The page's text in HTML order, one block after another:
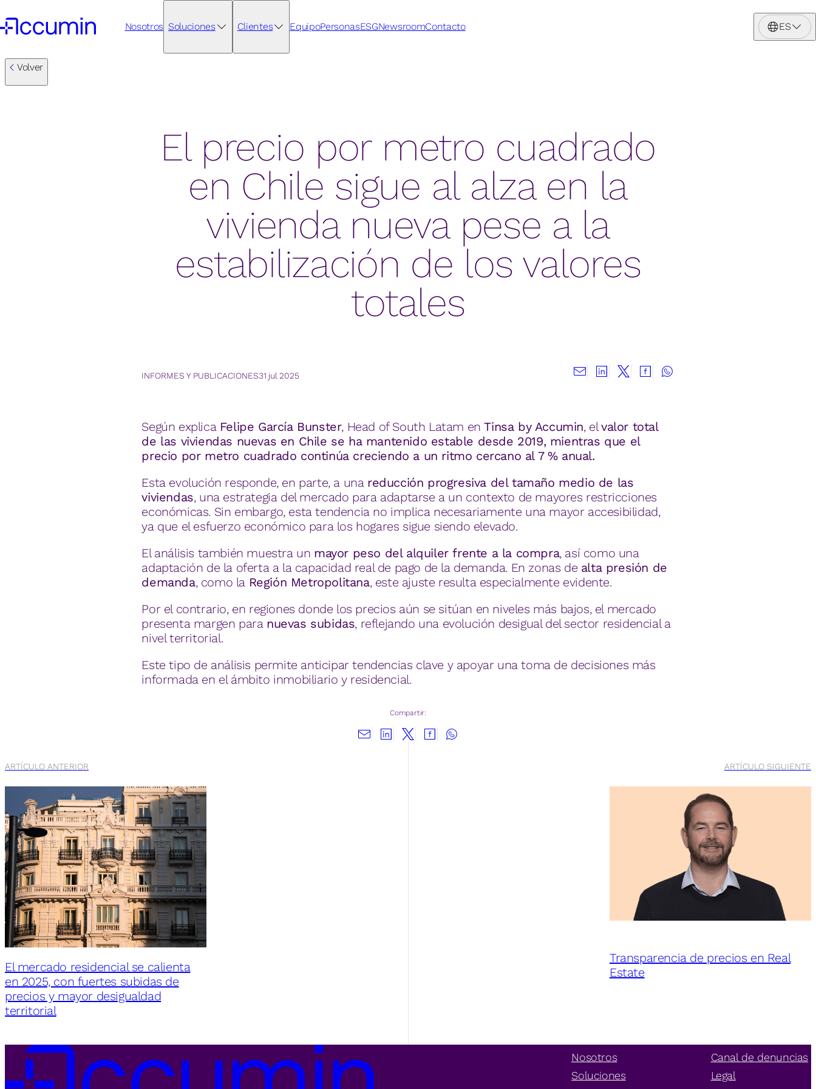
Nosotros Soluciones Clientes EquipoPersonasESGNewsroomContacto ES
Volver
El precio por metro cuadrado
en Chile sigue al alza en la
vivienda nueva pese a la
estabilización de los valores
totales
INFORMES Y PUBLICACIONES31 jul 2025
Según explica Felipe García Bunster, Head of South Latam enTinsa by Accumin, elvalor total
de las viviendas nuevas en Chile se ha mantenido estable desde 2019, mientras que el
precio por metro cuadrado continúa creciendo a un ritmo cercano al 7 % anual.
Esta evolución responde, en parte, a una reducción progresiva del tamaño medio de las
viviendas, una estrategia del mercado para adaptarse a un contexto de mayores restricciones
económicas. Sin embargo, esta tendencia no implica necesariamente una mayor accesibilidad,
ya que el esfuerzo económico para los hogares sigue siendo elevado.
El análisis también muestra un mayor peso del alquiler frente a la compra, así como una
adaptación de la oferta a la capacidad real de pago de la demanda. En zonas de alta presión de
demanda, como la Región Metropolitana, este ajuste resulta especialmente evidente.
Por el contrario, en regiones donde los precios aún se sitúan en niveles más bajos, el mercado
presenta margen para nuevas subidas, reflejando una evolución desigual del sector residencial a
nivel territorial.
Este tipo de análisis permite anticipar tendencias clave y apoyar una toma de decisiones más
informada en el ámbito inmobiliario y residencial.
Compartir:
ARTÍCULO ANTERIOR
El mercado residencial se calienta
en 2025, con fuertes subidas de
precios y mayor desigualdad
territorial
ARTÍCULO SIGUIENTE
Transparencia de precios en Real
Estate
Nosotros
Soluciones
Canal de denuncias
Legal